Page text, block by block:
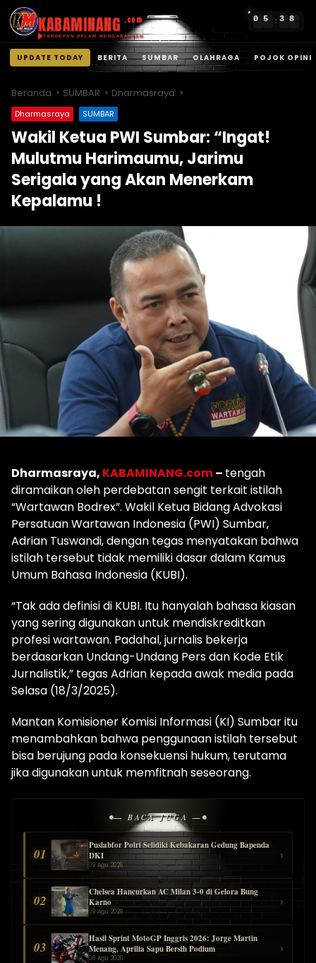
KABAMINANG .com
TERDEPAN DALAM MENGABARKAN
0 5 : 3 8
UPDATE TODAY BERITA SUMBAR OLAHRAGA POJOK OPINI
konten
Beranda SUMBAR Dharmasraya
Dharmasraya SUMBAR
Wakil Ketua PWI Sumbar: “Ingat!
Mulutmu Harimaumu, Jarimu
Serigala yang Akan Menerkam
Kepalamu !
Dharmasraya, KABAMINANG.com– tengah
diramaikan oleh perdebatan sengit terkait istilah
“Wartawan Bodrex”. Wakil Ketua Bidang Advokasi
Persatuan Wartawan Indonesia (PWI) Sumbar,
Adrian Tuswandi, dengan tegas menyatakan bahwa
istilah tersebut tidak memiliki dasar dalam Kamus
Umum Bahasa Indonesia (KUBI).
“Tak ada definisi di KUBI. Itu hanyalah bahasa kiasan
yang sering digunakan untuk mendiskreditkan
profesi wartawan. Padahal, jurnalis bekerja
berdasarkan Undang-Undang Pers dan Kode Etik
Jurnalistik,” tegas Adrian kepada awak media pada
Selasa (18/3/2025).
Mantan Komisioner Komisi Informasi (KI) Sumbar itu
menambahkan bahwa penggunaan istilah tersebut
bisa berujung pada konsekuensi hukum, terutama
jika digunakan untuk memfitnah seseorang.
— BACA JUGA —
01
Puslabfor Polri Selidiki Kebakaran Gedung Bapenda
DKI
09 Agu 2026
›
02
Chelsea Hancurkan AC Milan 3-0 di Gelora Bung
Karno
09 Agu 2026
›
03
Hasil Sprint MotoGP Inggris 2026: Jorge Martin
Menang, Aprilia Sapu Bersih Podium
08 Agu 2026
›